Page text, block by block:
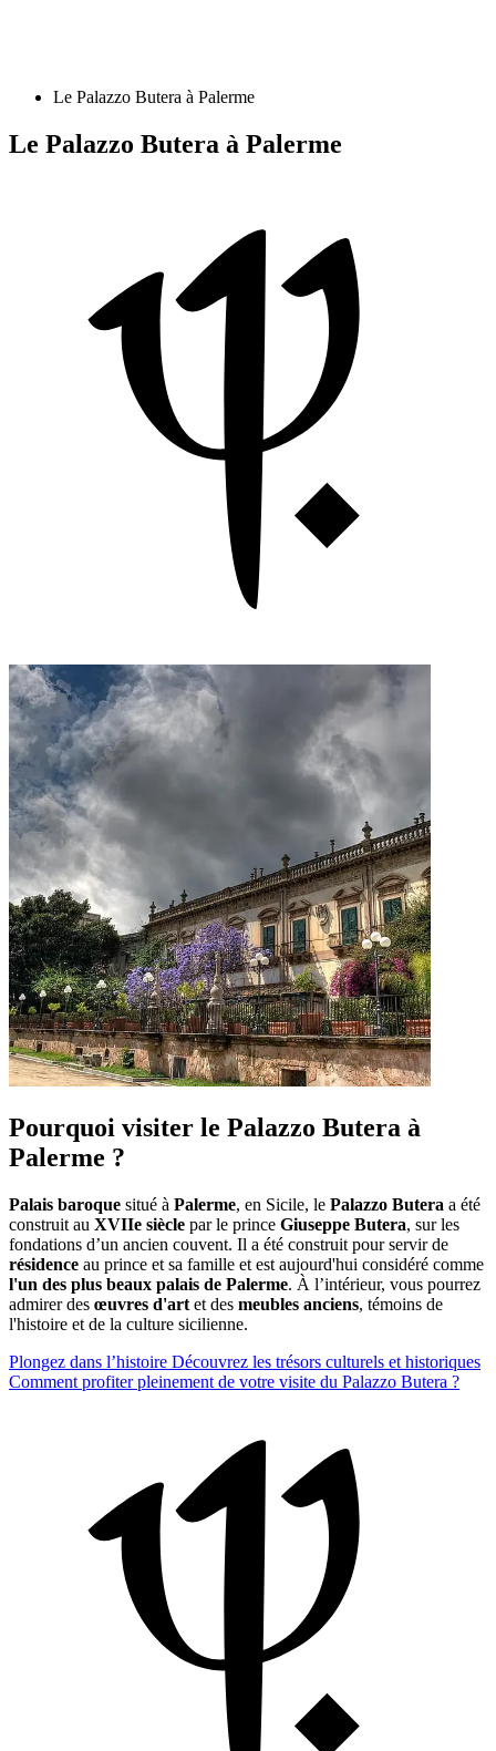
Le Palazzo Butera à Palerme
Le Palazzo Butera à Palerme
Pourquoi visiter le Palazzo Butera à
Palerme ?
Palais baroque situé à Palerme, en Sicile, le Palazzo Butera a été
construit au XVIIe siècle par le prince Giuseppe Butera, sur les
fondations d’un ancien couvent. Il a été construit pour servir de
résidence au prince et sa famille et est aujourd'hui considéré comme
l'un des plus beaux palais de Palerme. À l’intérieur, vous pourrez
admirer des œuvres d'art et des meubles anciens, témoins de
l'histoire et de la culture sicilienne.
Plongez dans l’histoire Découvrez les trésors culturels et historiques
Comment profiter pleinement de votre visite du Palazzo Butera ?